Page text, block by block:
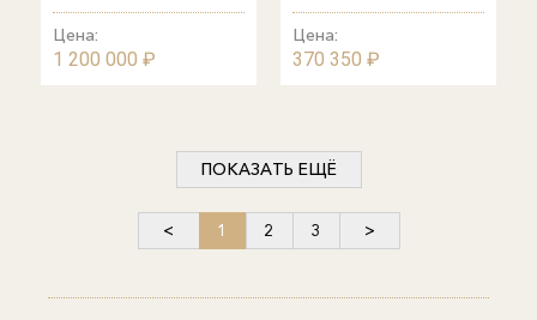
Цена:
1 200 000 ₽
Цена:
370 350 ₽
ПОКАЗАТЬ ЕЩЁ
< 1 2 3 >